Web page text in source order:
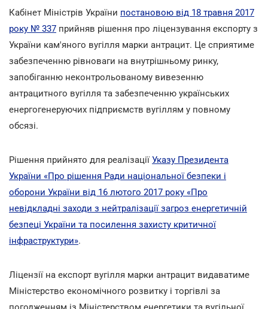
Кабінет Міністрів України постановою від 18 травня 2017
року № 337 прийняв рішення про ліцензування експорту з
України кам'яного вугілля марки антрацит. Це сприятиме
забезпеченню рівноваги на внутрішньому ринку,
запобіганню неконтрольованому вивезенню
антрацитного вугілля та забезпеченню українських
енергогенеруючих підприємств вугіллям у повному
обсязі.
Рішення прийнято для реалізації Указу Президента
України «Про рішення Ради національної безпеки і
оборони України від 16 лютого 2017 року «Про
невідкладні заходи з нейтралізації загроз енергетичній
безпеці України та посилення захисту критичної
інфраструктури».
Ліцензії на експорт вугілля марки антрацит видаватиме
Міністерство економічного розвитку і торгівлі за